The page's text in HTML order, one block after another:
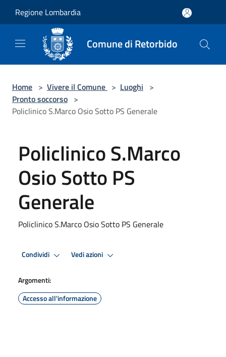
Regione Lombardia
Comune di Retorbido
Home > Vivere il Comune > Luoghi >
Pronto soccorso >
Policlinico S.Marco Osio Sotto PS Generale
Policlinico S.Marco
Osio Sotto PS
Generale
Policlinico S.Marco Osio Sotto PS Generale
Condividi Vedi azioni
Argomenti:
Accesso all'informazione